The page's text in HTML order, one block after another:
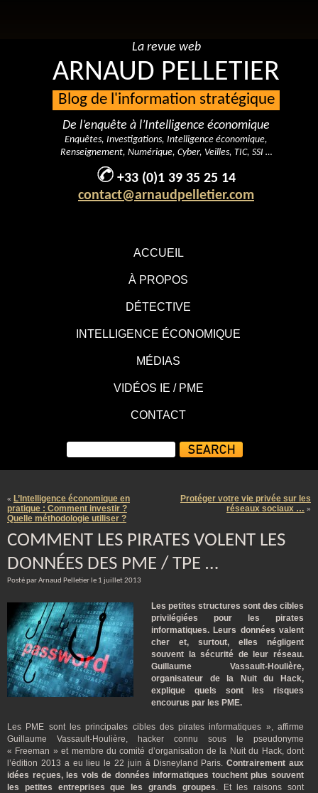
ACCUEIL
À PROPOS
DÉTECTIVE
INTELLIGENCE ÉCONOMIQUE
MÉDIAS
VIDÉOS IE / PME
CONTACT
La revue web
ARNAUD PELLETIER
Blog de l'information stratégique
De l’enquête à l’Intelligence économique
Enquêtes, Investigations, Intelligence économique,
Renseignement, Numérique, Cyber, Veilles, TIC, SSI …
+33 (0)1 39 35 25 14
contact@arnaudpelletier.com
« L’Intelligence économique en
pratique : Comment investir ?
Quelle méthodologie utiliser ?
Protéger votre vie privée sur les
réseaux sociaux … »
COMMENT LES PIRATES VOLENT LES
DONNÉES DES PME / TPE …
Posté par Arnaud Pelletier le 1 juillet 2013
Les petites structures sont des cibles
privilégiées pour les pirates
informatiques. Leurs données valent
cher et, surtout, elles négligent
souvent la sécurité de leur réseau.
Guillaume Vassault-Houlière,
organisateur de la Nuit du Hack,
explique quels sont les risques
encourus par les PME.
Les PME sont les principales cibles des pirates informatiques », affirme
Guillaume Vassault-Houlière, hacker connu sous le pseudonyme
« Freeman » et membre du comité d’organisation de la Nuit du Hack, dont
l’édition 2013 a eu lieu le 22 juin à Disneyland Paris.Contrairement aux
idées reçues, les vols de données informatiques touchent plus souvent
les petites entreprises que les grands groupes. Et les raisons sont